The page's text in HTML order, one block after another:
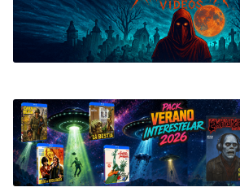
Bluray
Clasificada S
artwork
fantaterror
Jesús Franco